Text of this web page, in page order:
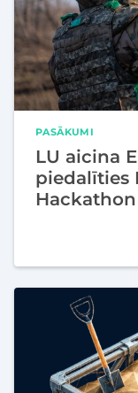
PASĀKUMI
LU aicina
piedalīties